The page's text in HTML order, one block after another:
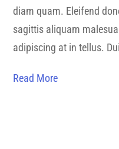
diam quam. Eleifend
sagittis aliquam
adipiscing at in tellus.
Read More